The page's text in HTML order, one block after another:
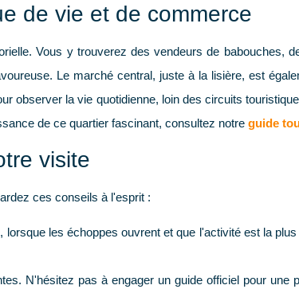
de vie et de commerce
Vous y trouverez des vendeurs de babouches,
Le marché central, juste à la lisière, est
observer la vie quotidienne, loin des circuits
de ce quartier fascinant, consultez notre guide
visite
ces conseils à l'esprit :
lorsque les échoppes ouvrent et que l'activité est la
N'hésitez pas à engager un guide officiel pour une